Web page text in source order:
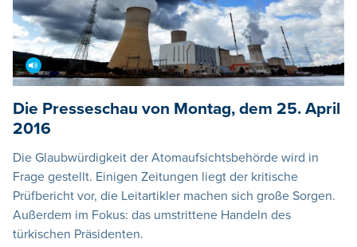
Die Presseschau von Montag, dem 25. April
2016
Die Glaubwürdigkeit der Atomaufsichtsbehörde wird in
Frage gestellt. Einigen Zeitungen liegt der kritische
Prüfbericht vor, die Leitartikler machen sich große Sorgen.
Außerdem im Fokus: das umstrittene Handeln des
türkischen Präsidenten.